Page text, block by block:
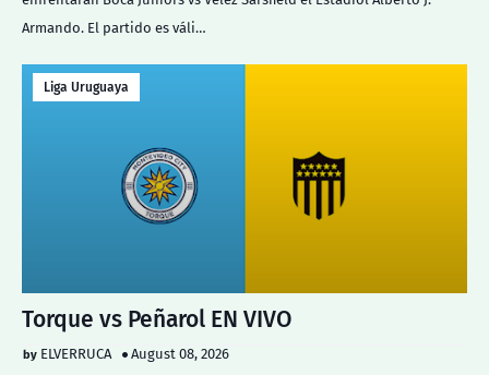
Armando. El partido es váli…
Liga Uruguaya
Torque vs Peñarol EN VIVO
ELVERRUCA
August 08, 2026